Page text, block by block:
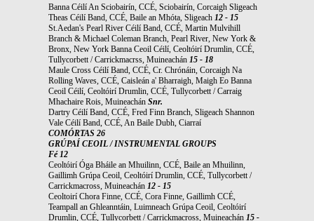
Banna Céilí An Sciobairín, CCÉ, Sciobairín, Corcaigh Sligeach
Theas Céilí Band, CCÉ, Baile an Mhóta, Sligeach 12 - 15
St.Aedan's Pearl River Céilí Band, CCÉ, Martin Mulvihill
Branch & Michael Coleman Branch, Pearl River, New York &
Bronx, New York Banna Ceoil Céilí, Ceoltóirí Drumlin, CCÉ,
Tullycorbett / Carrickmacrss, Muineachán 15 - 18
Maule Cross Céilí Band, CCÉ, Cr. Chrónáin, Corcaigh Na
Rolling Waves, CCÉ, Caisleán a' Bharraigh, Maigh Eo Banna
Ceoil Céilí, Ceoltóirí Drumlin, CCÉ, Tullycorbett / Carraig
Mhachaire Rois, Muineachán Snr.
Dartry Céilí Band, CCÉ, Fred Finn Branch, Sligeach Shannon
Vale Céilí Band, CCÉ, An Baile Dubh, Ciarraí
COMÓRTAS 26
GRÚPAÍ CEOIL / INSTRUMENTAL GROUPS
Fé 12
Ceoltóirí Óga Bháile an Mhuilinn, CCÉ, Baile an Mhuilinn,
Gaillimh Grúpa Ceoil, Ceoltóirí Drumlin, CCÉ, Tullycorbett /
Carrickmacross, Muineachán 12 - 15
Ceoltoirí Chora Finne, CCÉ, Cora Finne, Gaillimh CCÉ,
Teampall an Ghleanntáin, Luimneach Grúpa Ceoil, Ceoltóirí
Drumlin, CCÉ, Tullycorbett / Carrickmacross, Muineachán 15 -